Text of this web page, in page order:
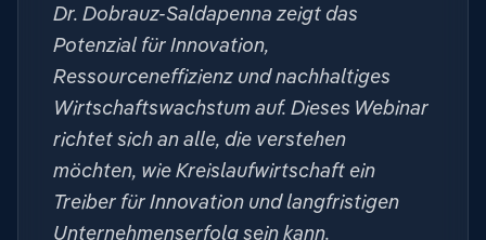
Dr. Dobrauz-Saldapenna zeigt das
Potenzial für Innovation,
Ressourceneffizienz und nachhaltiges
Wirtschaftswachstum auf. Dieses Webinar
richtet sich an alle, die verstehen
möchten, wie Kreislaufwirtschaft ein
Treiber für Innovation und langfristigen
Unternehmenserfolg sein kann.